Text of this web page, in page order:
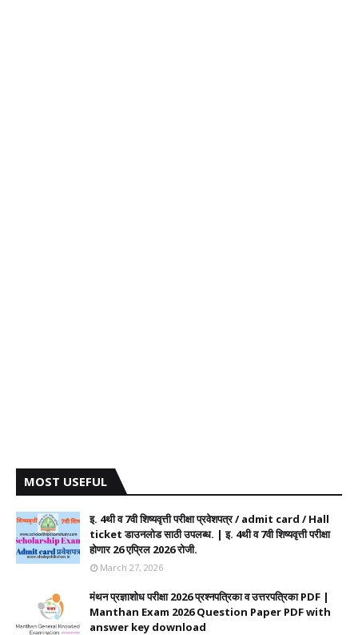
MOST USEFUL
इ. 4थी व 7वी शिष्यवृत्ती परीक्षा प्रवेशपत्र / admit card / Hall
ticket डाउनलोड साठी उपलब्ध. | इ. 4थी व 7वी शिष्यवृत्ती परीक्षा
होणार 26 एप्रिल 2026 रोजी.
March 27, 2026
मंथन प्रज्ञाशोध परीक्षा 2026 प्रश्नपत्रिका व उत्तरपत्रिका PDF |
Manthan Exam 2026 Question Paper PDF with
answer key download